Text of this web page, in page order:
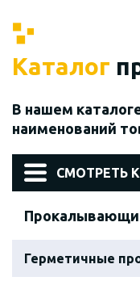
Каталог
В нашем
наименований
СМОТРЕТЬ
Герметичные